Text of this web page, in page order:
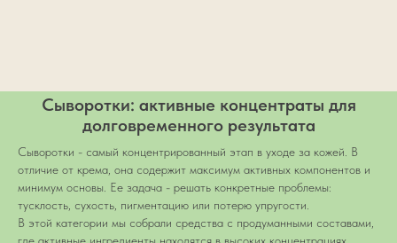
Сыворотки: активные концентраты для
долговременного результата
Сыворотки - самый концентрированный этап в уходе за кожей. В
отличие от крема, она содержит максимум активных компонентов и
минимум основы. Ее задача - решать конкретные проблемы:
тусклость, сухость, пигментацию или потерю упругости.
В этой категории мы собрали средства с продуманными составами,